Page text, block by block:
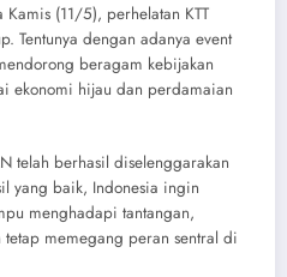
(11/5), perhelatan KTT
Tentunya dengan adanya event
beragam kebijakan
ekonomi hijau dan perdamaian
telah berhasil diselenggarakan
yang baik, Indonesia ingin
menghadapi tantangan,
memegang peran sentral di